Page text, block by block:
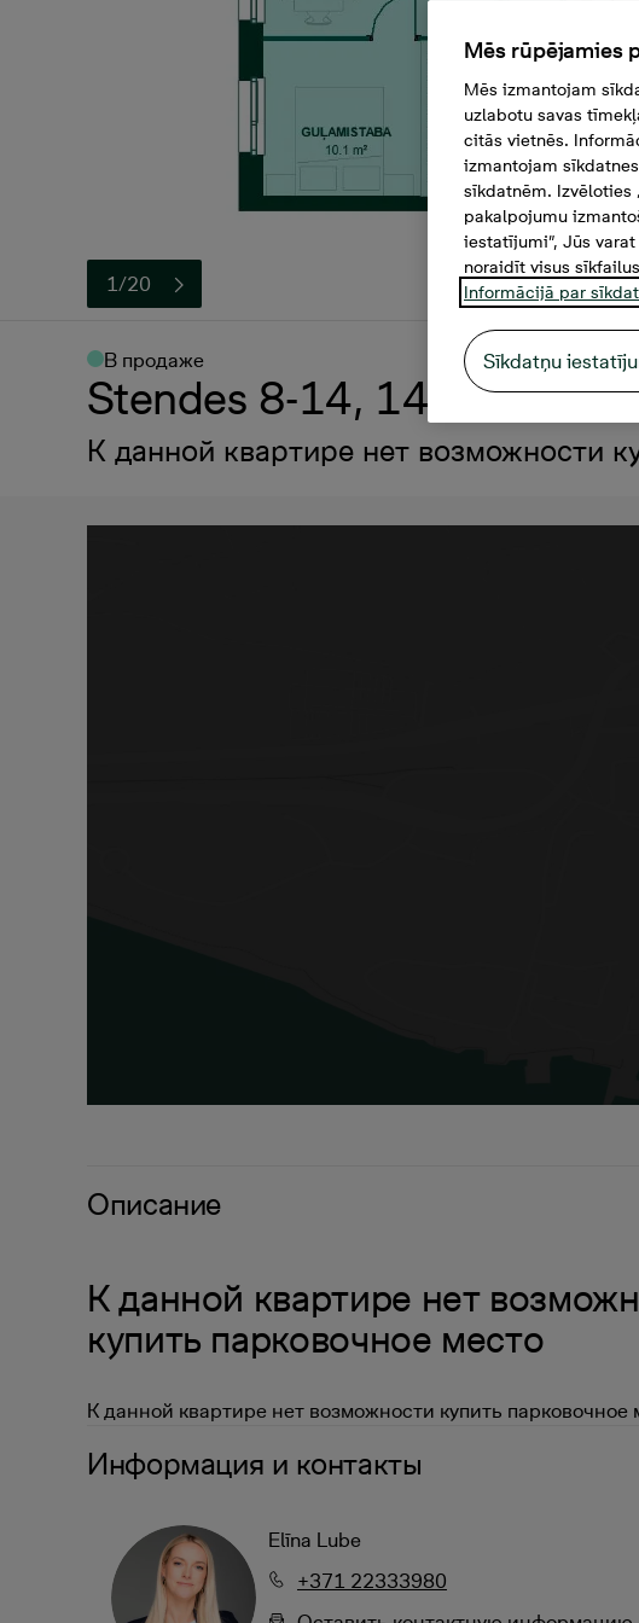
1/20
В продаже
Stendes 8-14, 14, 108 000
К данной квартире нет возможности
Описание
К данной квартире нет
купить парковочное место
К данной квартире нет возможности купить парковочное
Информация и контакты
Elīna Lube
+371 22333980
Mēs rūpējamies
Mēs izmantojam
uzlabotu savas
citās vietnēs.
izmantojam
sīkdatnēm. Izvēloties
pakalpojumu
iestatījumi”, Jūs
noraidīt visus
Informācijā par
Sīkdatņu